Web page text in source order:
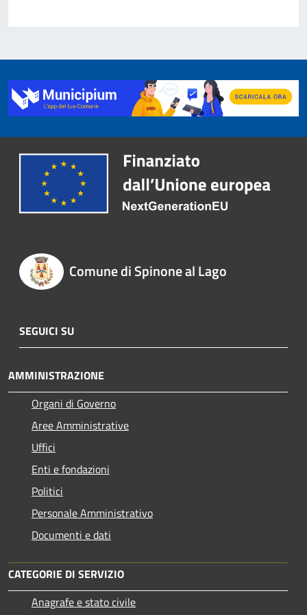
Comune di Spinone al Lago
SEGUICI SU
AMMINISTRAZIONE
Organi di Governo
Aree Amministrative
Uffici
Enti e fondazioni
Politici
Personale Amministrativo
Documenti e dati
CATEGORIE DI SERVIZIO
Anagrafe e stato civile